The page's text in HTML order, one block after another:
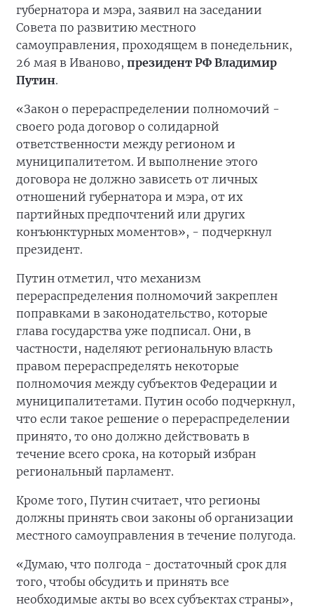
губернатора и мэра, заявил на заседании
Совета по развитию местного
самоуправления, проходящем в понедельник,
26 мая в Иваново, президент РФ Владимир
Путин.
«Закон о перераспределении полномочий -
своего рода договор о солидарной
ответственности между регионом и
муниципалитетом. И выполнение этого
договора не должно зависеть от личных
отношений губернатора и мэра, от их
партийных предпочтений или других
конъюнктурных моментов», - подчеркнул
президент.
Путин отметил, что механизм
перераспределения полномочий закреплен
поправками в законодательство, которые
глава государства уже подписал. Они, в
частности, наделяют региональную власть
правом перераспределять некоторые
полномочия между субъектов Федерации и
муниципалитетами. Путин особо подчеркнул,
что если такое решение о перераспределении
принято, то оно должно действовать в
течение всего срока, на который избран
региональный парламент.
Кроме того, Путин считает, что регионы
должны принять свои законы об организации
местного самоуправления в течение полугода.
«Думаю, что полгода - достаточный срок для
того, чтобы обсудить и принять все
необходимые акты во всех субъектах страны»,